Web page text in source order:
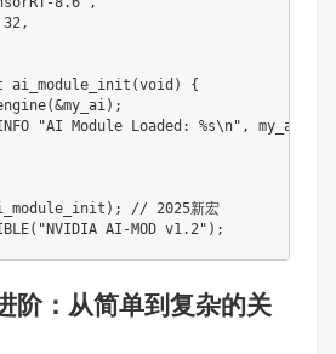
{
"AI Module Loaded: %s\n",
// 2025新宏
AI-MOD v1.2");
阶：从简单到复杂的关